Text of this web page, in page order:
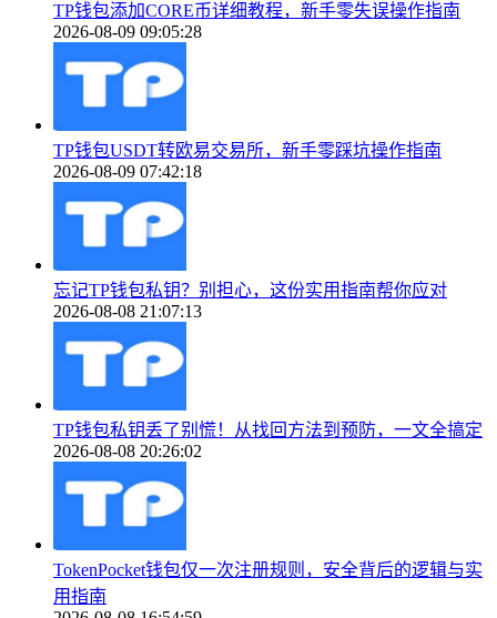
TP钱包添加CORE币详细教程，新手零失误操作指南
2026-08-09 09:05:28
TP钱包USDT转欧易交易所，新手零踩坑操作指南
2026-08-09 07:42:18
忘记TP钱包私钥？别担心，这份实用指南帮你应对
2026-08-08 21:07:13
TP钱包私钥丢了别慌！从找回方法到预防，一文全搞定
2026-08-08 20:26:02
TokenPocket钱包仅一次注册规则，安全背后的逻辑与实
用指南